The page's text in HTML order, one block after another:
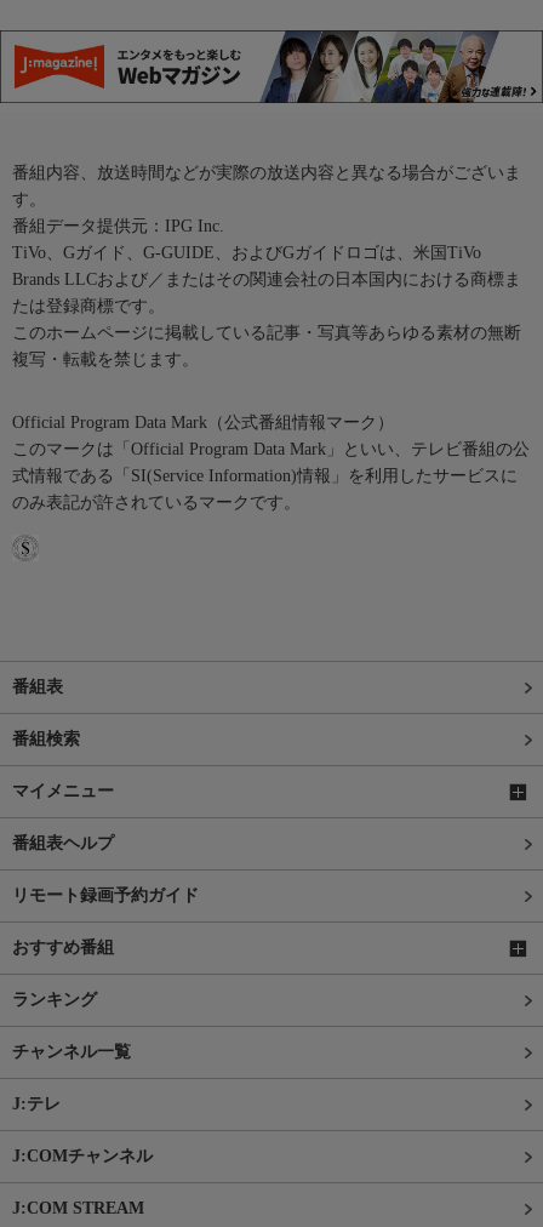
番組内容、放送時間などが実際の放送内容と異なる場合がございま
す。
番組データ提供元：IPG Inc.
TiVo、Gガイド、G-GUIDE、およびGガイドロゴは、米国TiVo
Brands LLCおよび／またはその関連会社の日本国内における商標ま
たは登録商標です。
このホームページに掲載している記事・写真等あらゆる素材の無断
複写・転載を禁じます。
Official Program Data Mark（公式番組情報マーク）
このマークは「Official Program Data Mark」といい、テレビ番組の公
式情報である「SI(Service Information)情報」を利用したサービスに
のみ表記が許されているマークです。
番組表
番組検索
マイメニュー
番組表ヘルプ
リモート録画予約ガイド
おすすめ番組
ランキング
チャンネル一覧
J:テレ
J:COMチャンネル
J:COM STREAM